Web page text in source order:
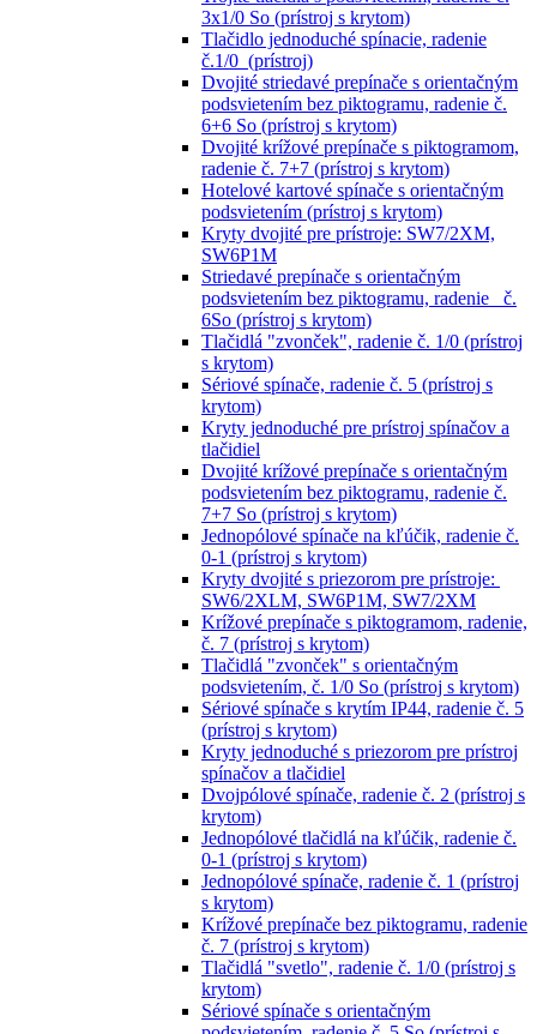
3x1/0 So (prístroj s krytom)
Tlačidlo jednoduché spínacie, radenie
č.1/0 (prístroj)
Dvojité striedavé prepínače s orientačným
podsvietením bez piktogramu, radenie č.
6+6 So (prístroj s krytom)
Dvojité krížové prepínače s piktogramom,
radenie č. 7+7 (prístroj s krytom)
Hotelové kartové spínače s orientačným
podsvietením (prístroj s krytom)
Kryty dvojité pre prístroje: SW7/2XM,
SW6P1M
Striedavé prepínače s orientačným
podsvietením bez piktogramu, radenie č.
6So (prístroj s krytom)
Tlačidlá "zvonček", radenie č. 1/0 (prístroj
s krytom)
Sériové spínače, radenie č. 5 (prístroj s
krytom)
Kryty jednoduché pre prístroj spínačov a
tlačidiel
Dvojité krížové prepínače s orientačným
podsvietením bez piktogramu, radenie č.
7+7 So (prístroj s krytom)
Jednopólové spínače na kľúčik, radenie č.
0-1 (prístroj s krytom)
Kryty dvojité s priezorom pre prístroje:
SW6/2XLM, SW6P1M, SW7/2XM
Krížové prepínače s piktogramom, radenie,
č. 7 (prístroj s krytom)
Tlačidlá "zvonček" s orientačným
podsvietením, č. 1/0 So (prístroj s krytom)
Sériové spínače s krytím IP44, radenie č. 5
(prístroj s krytom)
Kryty jednoduché s priezorom pre prístroj
spínačov a tlačidiel
Dvojpólové spínače, radenie č. 2 (prístroj s
krytom)
Jednopólové tlačidlá na kľúčik, radenie č.
0-1 (prístroj s krytom)
Jednopólové spínače, radenie č. 1 (prístroj
s krytom)
Krížové prepínače bez piktogramu, radenie
č. 7 (prístroj s krytom)
Tlačidlá "svetlo", radenie č. 1/0 (prístroj s
krytom)
Sériové spínače s orientačným